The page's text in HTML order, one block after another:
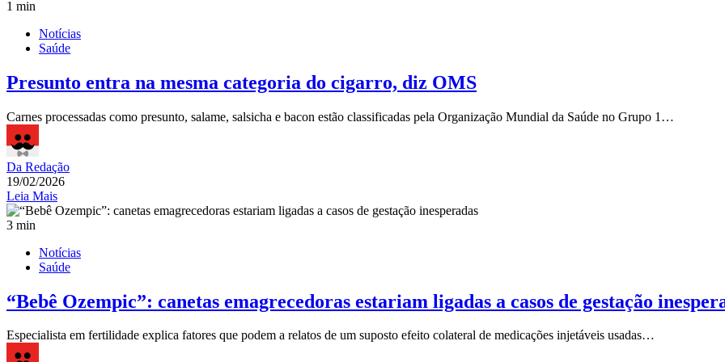
1 min
Notícias
Saúde
Presunto entra na mesma categoria do cigarro, diz OMS
Carnes processadas como presunto, salame, salsicha e bacon estão classificadas pela Organização Mundial da Saúde no Grupo 1…
Da Redação
19/02/2026
Leia Mais
3 min
Notícias
Saúde
“Bebê Ozempic”: canetas emagrecedoras estariam ligadas a casos de gestação
Especialista em fertilidade explica fatores que podem a relatos de um suposto efeito colateral de medicações injetáveis usadas…